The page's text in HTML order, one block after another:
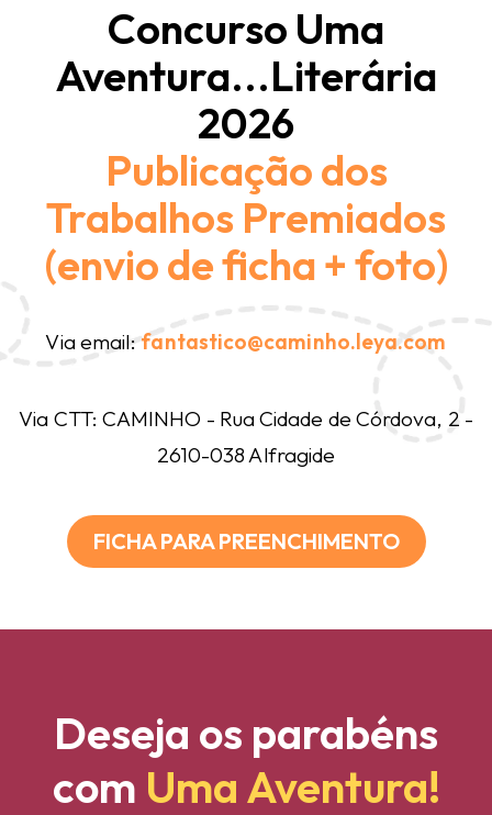
Concurso Uma
Aventura...Literária
2026
Publicação dos
Trabalhos Premiados
(envio de ficha + foto)
Via email:fantastico@caminho.leya.com
Via CTT: CAMINHO - Rua Cidade de Córdova, 2 -
2610-038 Alfragide
FICHA PARA PREENCHIMENTO
Deseja os parabéns
com Uma Aventura!